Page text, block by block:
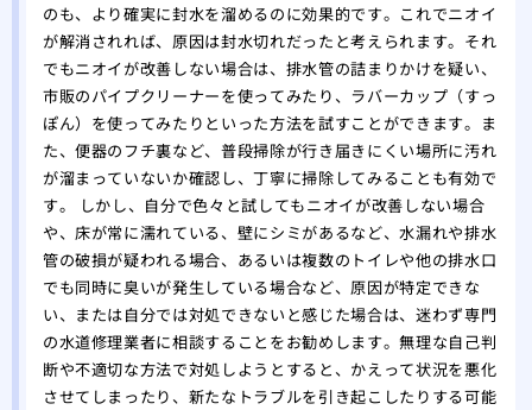
のも、より確実に封水を溜めるのに効果的です。これでニオイ
が解消されれば、原因は封水切れだったと考えられます。それ
でもニオイが改善しない場合は、排水管の詰まりかけを疑い、
市販のパイプクリーナーを使ってみたり、ラバーカップ（すっ
ぽん）を使ってみたりといった方法を試すことができます。ま
た、便器のフチ裏など、普段掃除が行き届きにくい場所に汚れ
が溜まっていないか確認し、丁寧に掃除してみることも有効で
す。 しかし、自分で色々と試してもニオイが改善しない場合
や、床が常に濡れている、壁にシミがあるなど、水漏れや排水
管の破損が疑われる場合、あるいは複数のトイレや他の排水口
でも同時に臭いが発生している場合など、原因が特定できな
い、または自分では対処できないと感じた場合は、迷わず専門
の水道修理業者に相談することをお勧めします。無理な自己判
断や不適切な方法で対処しようとすると、かえって状況を悪化
させてしまったり、新たなトラブルを引き起こしたりする可能